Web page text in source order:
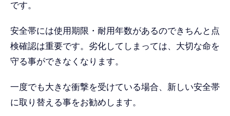
です。
安全帯には使用期限・耐用年数があるのできちんと点
検確認は重要です。劣化してしまっては、大切な命を
守る事ができなくなります。
一度でも大きな衝撃を受けている場合、新しい安全帯
に取り替える事をお勧めします。